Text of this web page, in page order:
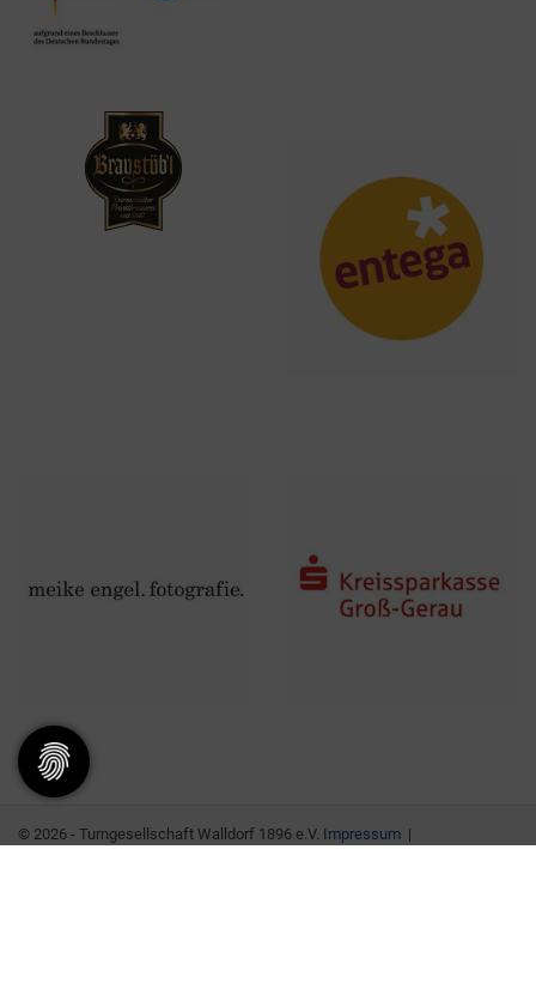
© 2026 - Turngesellschaft Walldorf 1896 e.V. Impressum |